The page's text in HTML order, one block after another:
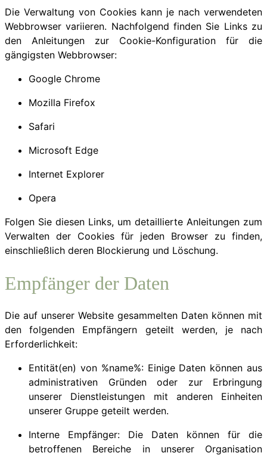
Die Verwaltung von Cookies kann je nach verwendeten
Webbrowser variieren. Nachfolgend finden Sie Links zu
den Anleitungen zur Cookie-Konfiguration für die
gängigsten Webbrowser:
Google Chrome
Mozilla Firefox
Safari
Microsoft Edge
Internet Explorer
Opera
Folgen Sie diesen Links, um detaillierte Anleitungen zum
Verwalten der Cookies für jeden Browser zu finden,
einschließlich deren Blockierung und Löschung.
Empfänger der Daten
Die auf unserer Website gesammelten Daten können mit
den folgenden Empfängern geteilt werden, je nach
Erforderlichkeit:
Entität(en) von %name%: Einige Daten können aus
administrativen Gründen oder zur Erbringung
unserer Dienstleistungen mit anderen Einheiten
unserer Gruppe geteilt werden.
Interne Empfänger: Die Daten können für die
betroffenen Bereiche in unserer Organisation